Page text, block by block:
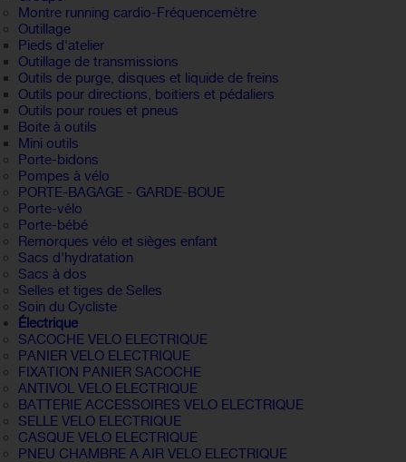
Montre running cardio-Fréquencemètre
Outillage
Pieds d'atelier
Outillage de transmissions
Outils de purge, disques et liquide de freins
Outils pour directions, boitiers et pédaliers
Outils pour roues et pneus
Boite à outils
Mini outils
Porte-bidons
Pompes à vélo
PORTE-BAGAGE - GARDE-BOUE
Porte-vélo
Porte-bébé
Remorques vélo et sièges enfant
Sacs d'hydratation
Sacs à dos
Selles et tiges de Selles
Soin du Cycliste
Électrique
SACOCHE VELO ELECTRIQUE
PANIER VELO ELECTRIQUE
FIXATION PANIER SACOCHE
ANTIVOL VELO ELECTRIQUE
BATTERIE ACCESSOIRES VELO ELECTRIQUE
SELLE VELO ELECTRIQUE
CASQUE VELO ELECTRIQUE
PNEU CHAMBRE A AIR VELO ELECTRIQUE